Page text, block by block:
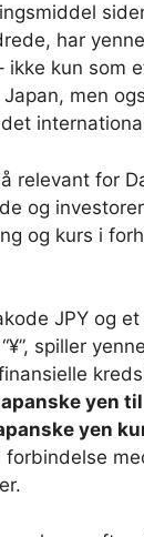
har
ikke kun som
men
relevant for
og
og kurs i
JPY og
spiller
yen til
yen